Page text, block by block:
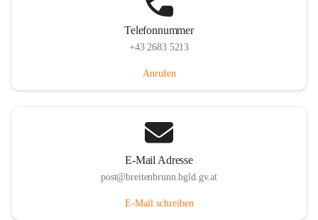
Telefonnummer
+43 2683 5213
Anrufen
E-Mail Adresse
post@breitenbrunn.bgld.gv.at
E-Mail schreiben